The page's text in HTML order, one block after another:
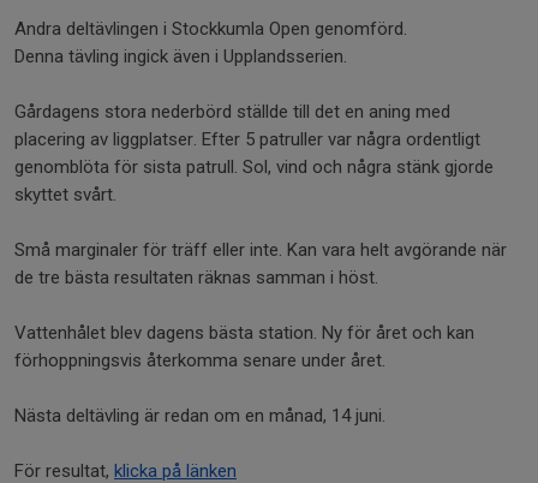
Andra deltävlingen i Stockkumla Open genomförd.
Denna tävling ingick även i Upplandsserien.
Gårdagens stora nederbörd ställde till det en aning med
placering av liggplatser. Efter 5 patruller var några ordentligt
genomblöta för sista patrull. Sol, vind och några stänk gjorde
skyttet svårt.
Små marginaler för träff eller inte. Kan vara helt avgörande när
de tre bästa resultaten räknas samman i höst.
Vattenhålet blev dagens bästa station. Ny för året och kan
förhoppningsvis återkomma senare under året.
Nästa deltävling är redan om en månad, 14 juni.
För resultat, klicka på länken